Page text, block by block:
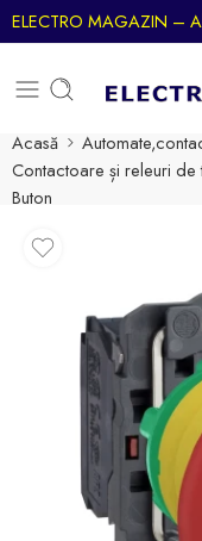
ELECTRO MAGAZIN –
Acasă
Contactoare și releuri de
Buton